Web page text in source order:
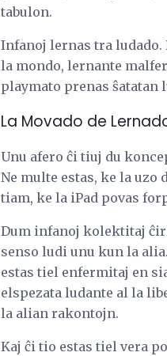
tabulon.
Infanoj lernas tra ludado.
la mondo, lernante
playmato prenas ŝatatan
La Movado de
Unu afero ĉi tiuj du
Ne multe estas, ke la uzo
tiam, ke la iPad povas
Dum infanoj kolektitaj
senso ludi unu kun la
estas tiel enfermitaj en
elspezata ludante al la
la alian rakontojn.
Kaj ĉi tio estas tiel vera